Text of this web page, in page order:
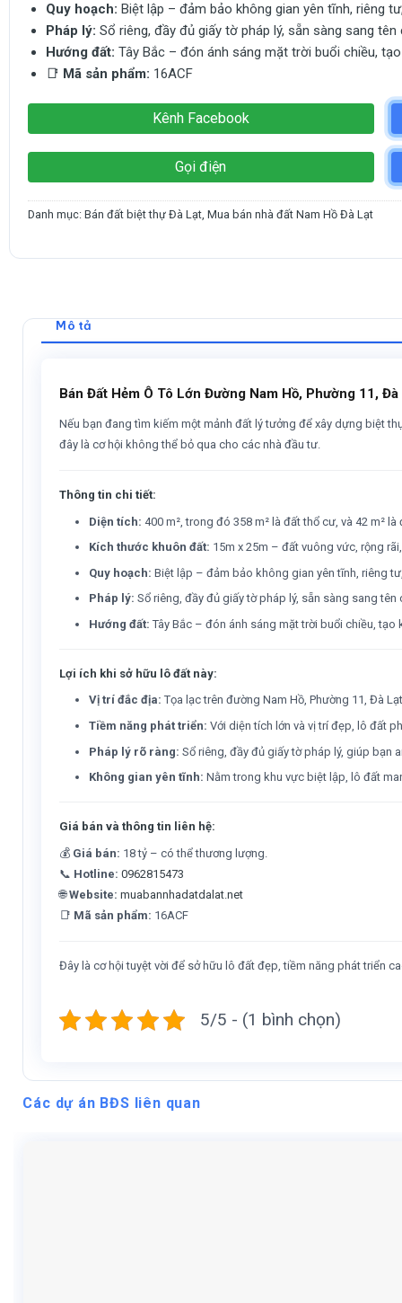
Quy hoạch: Biệt lập – đảm bảo không gian yên tĩnh, riêng
Pháp lý: Sổ riêng, đầy đủ giấy tờ pháp lý, sẵn sàng sang tên
Hướng đất: Tây Bắc – đón ánh sáng mặt trời buổi chiều,
📑 Mã sản phẩm: 16ACF
Kênh Facebook
Gọi điện
Danh mục:Bán đất biệt thự Đà Lạt ,Mua bán nhà đất Nam Hồ Đà Lạt
Mô tả
Bán Đất Hẻm Ô Tô Lớn Đường Nam Hồ, Phường 11,
Nếu bạn đang tìm kiếm một mảnh đất lý tưởng để xây dựng biệt
đây là cơ hội không thể bỏ qua cho các nhà đầu tư.
Thông tin chi tiết:
Diện tích: 400 m², trong đó 358 m² là đất thổ cư, và 42 m²
Kích thước khuôn đất: 15m x 25m – đất vuông vức, rộng
Quy hoạch: Biệt lập – đảm bảo không gian yên tĩnh, riêng
Pháp lý: Sổ riêng, đầy đủ giấy tờ pháp lý, sẵn sàng sang
Hướng đất: Tây Bắc – đón ánh sáng mặt trời buổi chiều,
Lợi ích khi sở hữu lô đất này:
Vị trí đắc địa: Tọa lạc trên đường Nam Hồ, Phường 11, Đà
Tiềm năng phát triển: Với diện tích lớn và vị trí đẹp, lô đất
Pháp lý rõ ràng: Sổ riêng, đầy đủ giấy tờ pháp lý, giúp bạn
Không gian yên tĩnh: Nằm trong khu vực biệt lập, lô đất
Giá bán và thông tin liên hệ:
💰 Giá bán: 18 tỷ – có thể thương lượng.
📞 Hotline: 0962815473
🌐Website: muabannhadatdalat.net
📑 Mã sản phẩm: 16ACF
Đây là cơ hội tuyệt vời để sở hữu lô đất đẹp, tiềm năng phát triển
5/5 - (1 bình chọn)
Các dự án BĐS liên quan